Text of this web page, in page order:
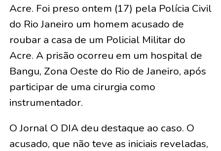
Acre. Foi preso ontem (17) pela Polícia Civil
do Rio Janeiro um homem acusado de
roubar a casa de um Policial Militar do
Acre. A prisão ocorreu em um hospital de
Bangu, Zona Oeste do Rio de Janeiro, após
participar de uma cirurgia como
instrumentador.
O Jornal O DIA deu destaque ao caso. O
acusado, que não teve as iniciais reveladas,